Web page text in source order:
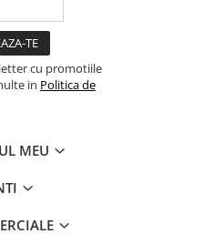
cu promotiile
in Politica de
MEU